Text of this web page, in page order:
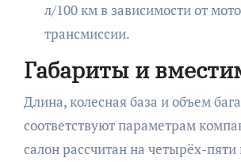
л/100 км в зависимости от
трансмиссии.
Габариты и
Длина, колесная база и объем
соответствуют параметрам
салон рассчитан на четырёх-